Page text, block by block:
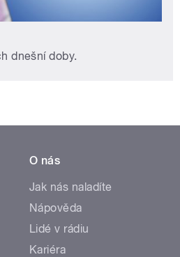
dnešní doby.
O nás
Jak nás naladíte
Nápověda
Lidé v rádiu
Kariéra